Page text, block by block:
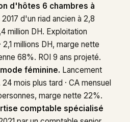
d'hôtes 6 chambres à
d'un riad ancien à 2,8
million DH. Exploitation
millions DH, marge nette
68%. ROI 9 ans projeté.
féminine. Lancement
mois plus tard · CA mensuel
marge nette 22%.
comptable spécialisé